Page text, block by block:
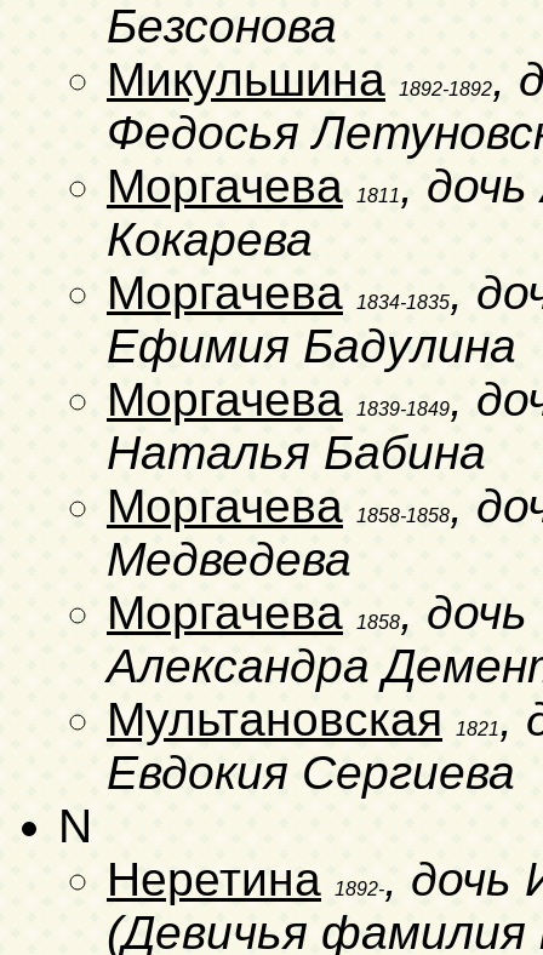
Безсонова
Микульшина
1892-1892,
Федосья
Моргачева
1811,
Кокарева
Моргачева
1834-1835,
Ефимия Бадулина
Моргачева
1839-1849,
Наталья Бабина
Моргачева
1858-1858,
Медведева
Моргачева
1858,
Александра
Мультановская
1821,
Евдокия Сергиева
N
Неретина
1892-, дочь
(Девичья фамилия